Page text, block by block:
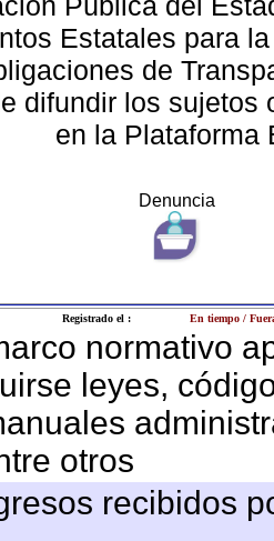
Estatales para
de
difundir los sujetos
en la Plataforma
Denuncia
Registrado el : En tiempo /
normativo
leyes,
otros
recibidos